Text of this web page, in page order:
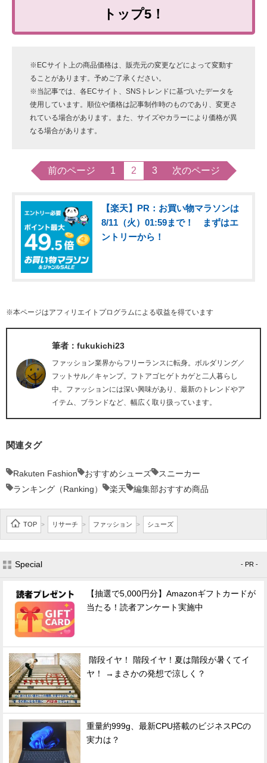
トップ5！
※ECサイト上の商品価格は、販売元の変更などによって変動す
ることがあります。予めご了承ください。
※当記事では、各ECサイト、SNSトレンドに基づいたデータを
使用しています。順位や価格は記事制作時のものであり、変更さ
れている場合があります。また、サイズやカラーにより価格が異
なる場合があります。
前のページ 1 2 3 次のページ
【楽天】PR：お買い物マラソンは
8/11（火）01:59まで！ まずはエ
ントリーから！
※本ページはアフィリエイトプログラムによる収益を得ています
筆者：fukukichi23
ファッション業界からフリーランスに転身。ボルダリング／
フットサル／キャンプ。フトアゴヒゲトカゲと二人暮らし
中。ファッションには深い興味があり、最新のトレンドやア
イテム、ブランドなど、幅広く取り扱っています。
関連タグ
Rakuten Fashion おすすめシューズ
スニーカー
ランキング（Ranking）
楽天 編集部おすすめ商品
TOP > リサーチ > ファッション > シューズ
Special - PR -
【抽選で5,000円分】Amazonギフトカードが
当たる！読者アンケート実施中
階段イヤ！ 階段イヤ！夏は階段が暑くてイ
ヤ！ →まさかの発想で涼しく？
重量約999g、最新CPU搭載のビジネスPCの
実力は？